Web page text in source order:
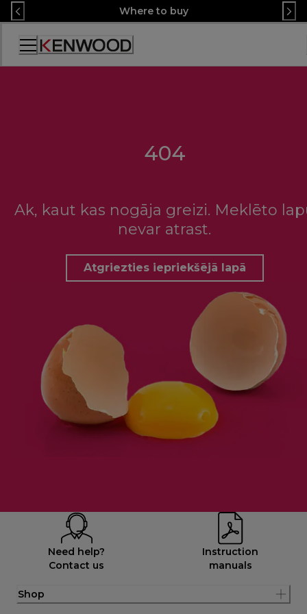
Skip
to
Content
Where to buy
Accessibility
Statement
404
Ak, kaut kas nogāja greizi. Meklēto
nevar atrast.
Atgriezties iepriekšējā lapā
Need help?
Contact us
Instruction
manuals
Shop